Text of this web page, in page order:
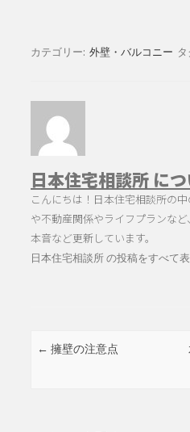
カテゴリー: 外壁・バルコニー タ
日本住宅相談所 に
こんにちは！日本住宅相談所の
や不動産関係やライフプランな
本音など更新しています。
日本住宅相談所 の投稿をすべて
投稿ナビゲーション
← 擁壁の注意点